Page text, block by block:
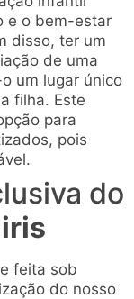
e o bem-estar
disso, ter um
de uma
um lugar único
filha. Este
para
pois
do
feita sob
do nosso